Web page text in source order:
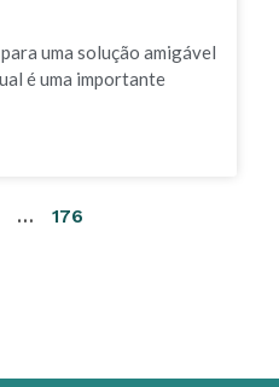
uma solução amigável
é uma importante
… 176